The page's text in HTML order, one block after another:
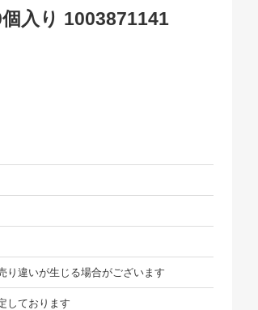
入り 1003871141
り違いが生じる場合がございます
しております